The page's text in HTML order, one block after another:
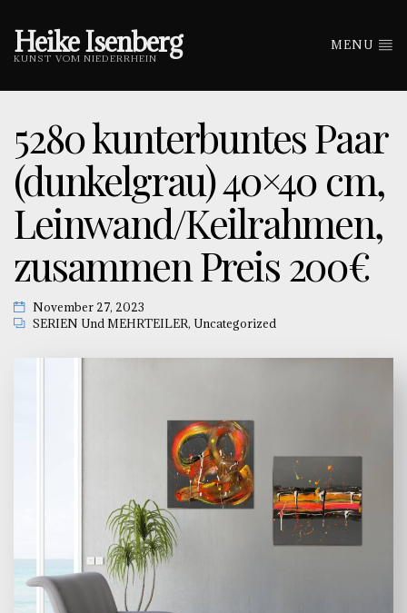
Heike Isenberg
KUNST VOM NIEDERRHEIN
MENU
5280 kunterbuntes Paar
(dunkelgrau) 40×40 cm,
Leinwand/Keilrahmen,
zusammen Preis 200€
November 27, 2023
SERIEN Und MEHRTEILER, Uncategorized